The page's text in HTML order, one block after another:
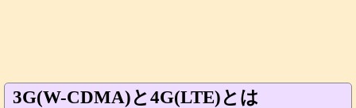
3G(W-CDMA)と4G(LTE)とは